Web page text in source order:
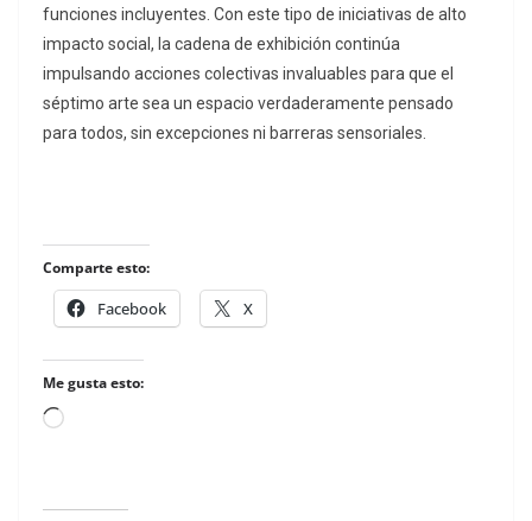
funciones incluyentes. Con este tipo de iniciativas de alto
impacto social, la cadena de exhibición continúa
impulsando acciones colectivas invaluables para que el
séptimo arte sea un espacio verdaderamente pensado
para todos, sin excepciones ni barreras sensoriales.
Comparte esto:
Facebook X
Me gusta esto:
Loading…